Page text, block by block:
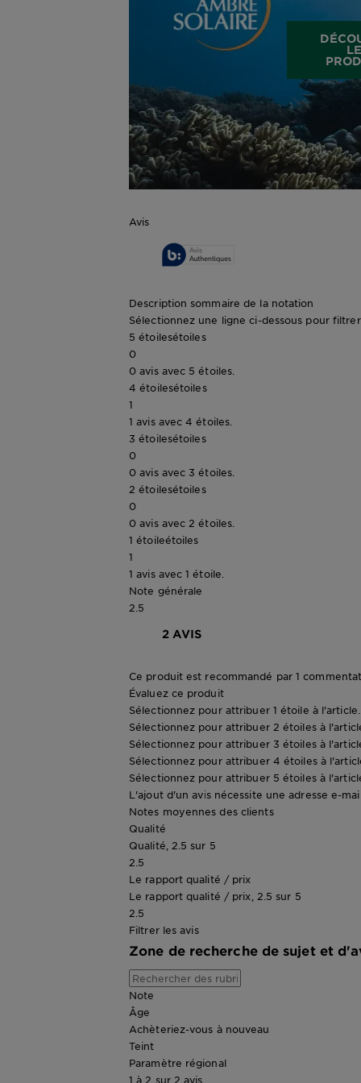
Avis
Description sommaire de la notation
Sélectionnez une ligne ci-dessous pour filtrer
5 étoilesétoiles
0
0 avis avec 5 étoiles.
4 étoilesétoiles
1
1 avis avec 4 étoiles.
3 étoilesétoiles
0
0 avis avec 3 étoiles.
2 étoilesétoiles
0
0 avis avec 2 étoiles.
1 étoileétoiles
1
1 avis avec 1 étoile.
Note générale
2.5
2 AVIS
Ce produit est recommandé par 1
Évaluez ce produit
Sélectionnez pour attribuer 1 étoile à
Sélectionnez pour attribuer 2 étoiles à
Sélectionnez pour attribuer 3 étoiles à
Sélectionnez pour attribuer 4 étoiles à
Sélectionnez pour attribuer 5 étoiles à
L'ajout d'un avis nécessite une adresse e-
Notes moyennes des clients
Qualité
Qualité, 2.5 sur 5
2.5
Le rapport qualité / prix
Le rapport qualité / prix, 2.5 sur 5
2.5
Filtrer les avis
Zone de recherche de sujet et
Note
Âge
Achèteriez-vous à nouveau
Teint
Paramètre régional
1 à 2 sur 2 avis.